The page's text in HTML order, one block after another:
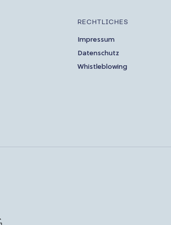
RECHTLICHES
Impressum
Datenschutz
Whistleblowing